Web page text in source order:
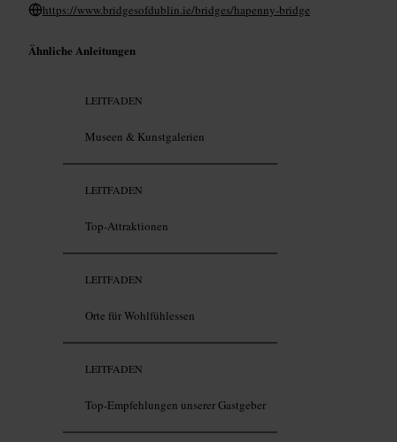
https://www.bridgesofdublin.ie/bridges/hapenny-bridge
Ähnliche Anleitungen
LEITFADEN
Museen & Kunstgalerien
LEITFADEN
Top-Attraktionen
LEITFADEN
Orte für Wohlfühlessen
LEITFADEN
Top-Empfehlungen unserer Gastgeber